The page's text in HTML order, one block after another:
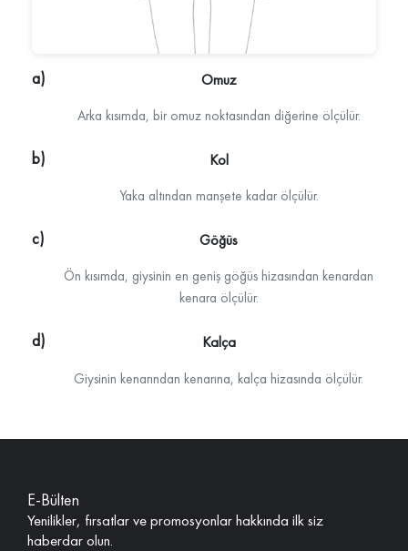
Omuz
Arka kısımda, bir omuz noktasından diğerine ölçülür.
Kol
Yaka altından manşete kadar ölçülür.
Göğüs
Ön kısımda, giysinin en geniş göğüs hizasından kenardan
kenara ölçülür.
Kalça
Giysinin kenarından kenarına, kalça hizasında ölçülür.
E-Bülten
Yenilikler, fırsatlar ve promosyonlar hakkında ilk siz
haberdar olun.